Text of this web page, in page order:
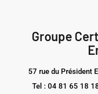
Groupe
57 rue du Président
Tel : 04 81 65 18